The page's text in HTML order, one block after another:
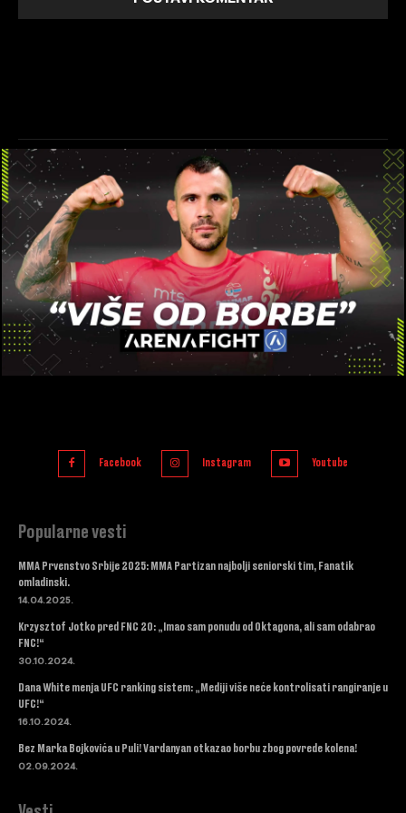
Facebook Instagram Youtube
Popularne vesti
MMA Prvenstvo Srbije 2025: MMA Partizan najbolji seniorski tim, Fanatik
omladinski.
14.04.2025.
Krzysztof Jotko pred FNC 20: „Imao sam ponudu od Oktagona, ali sam odabrao
FNC!“
30.10.2024.
Dana White menja UFC ranking sistem: „Mediji više neće kontrolisati rangiranje u
UFC!“
16.10.2024.
Bez Marka Bojkovića u Puli! Vardanyan otkazao borbu zbog povrede kolena!
02.09.2024.